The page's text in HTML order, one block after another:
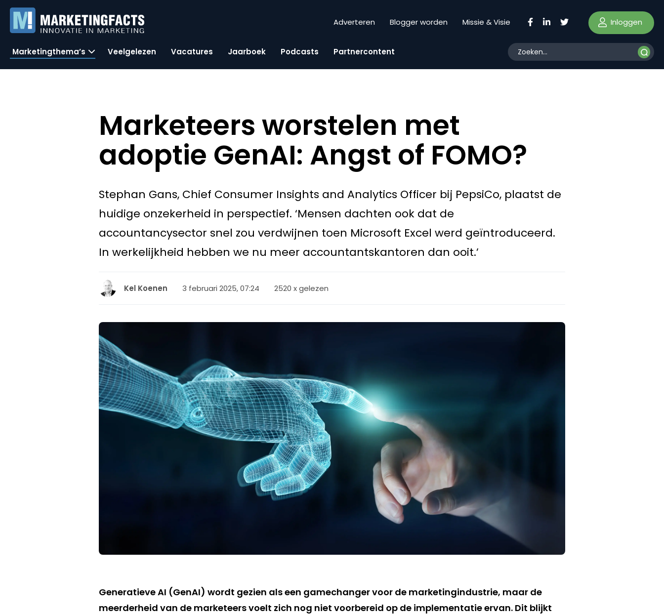
Adverteren Blogger worden Missie & Visie Inloggen
Marketingthema’s Veelgelezen Vacatures Jaarboek Podcasts Partnercontent
Marketeers worstelen met
adoptie GenAI: Angst of FOMO?
Stephan Gans, Chief Consumer Insights and Analytics Officer bij PepsiCo, plaatst de
huidige onzekerheid in perspectief. ‘Mensen dachten ook dat de
accountancysector snel zou verdwijnen toen Microsoft Excel werd geïntroduceerd.
In werkelijkheid hebben we nu meer accountantskantoren dan ooit.’
Kel Koenen 3 februari 2025, 07:24 2520 x gelezen
Generatieve AI (GenAI) wordt gezien als een gamechanger voor de marketingindustrie, maar de
meerderheid van de marketeers voelt zich nog niet voorbereid op de implementatie ervan. Dit blijkt